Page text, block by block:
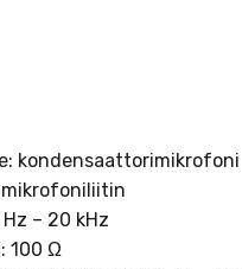
kondensaattorimikrofoni
– 20 kHz
100 Ω